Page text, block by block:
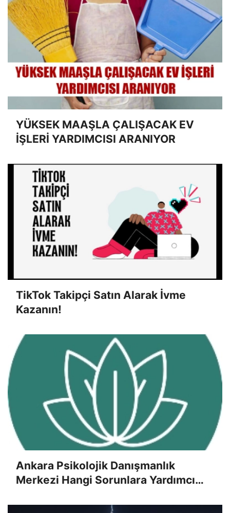
YÜKSEK MAAŞLA ÇALIŞACAK EV
İŞLERİ YARDIMCISI ARANIYOR
TikTok Takipçi Satın Alarak İvme
Kazanın!
Ankara Psikolojik Danışmanlık
Merkezi Hangi Sorunlara Yardımcı